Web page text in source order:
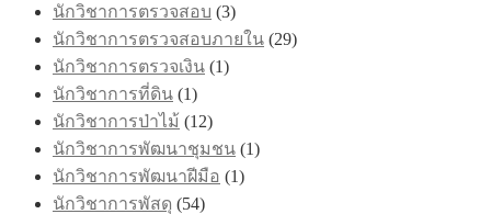
นักวิชาการตรวจสอบ (3)
นักวิชาการตรวจสอบภายใน (29)
นักวิชาการตรวจเงิน (1)
นักวิชาการที่ดิน (1)
นักวิชาการป่าไม้ (12)
นักวิชาการพัฒนาชุมชน (1)
นักวิชาการพัฒนาฝีมือ (1)
นักวิชาการพัสดุ (54)